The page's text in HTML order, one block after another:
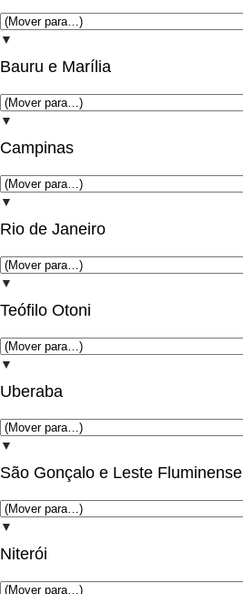
▼
Bauru e Marília
▼
Campinas
▼
Rio de Janeiro
▼
Teófilo Otoni
▼
Uberaba
▼
São Gonçalo e Leste Fluminense
▼
Niterói